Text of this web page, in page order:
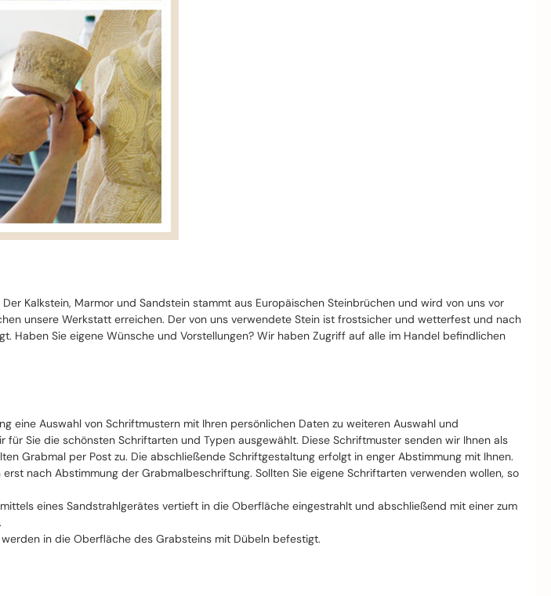
Kalkstein, Marmor und Sandstein stammt aus Europäischen Steinbrüchen und wird von uns vor
unsere Werkstatt erreichen. Der von uns verwendete Stein ist frostsicher und wetterfest und nach
Sie eigene Wünsche und Vorstellungen? Wir haben Zugriff auf alle im Handel befindlichen
eine Auswahl von Schriftmustern mit Ihren persönlichen Daten zu weiteren Auswahl und
für Sie die schönsten Schriftarten und Typen ausgewählt. Diese Schriftmuster senden wir Ihnen als
Grabmal per Post zu. Die abschließende Schriftgestaltung erfolgt in enger Abstimmung mit Ihnen.
nach Abstimmung der Grabmalbeschriftung. Sollten Sie eigene Schriftarten verwenden wollen, so
eines Sandstrahlgerätes vertieft in die Oberfläche eingestrahlt und abschließend mit einer zum
in die Oberfläche des Grabsteins mit Dübeln befestigt.